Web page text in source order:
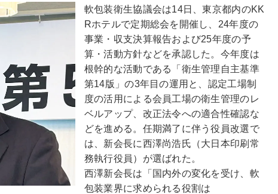
軟包装衛生協議会は14日、東京都内のKK
Rホテルで定期総会を開催し、24年度の
事業・収支決算報告および25年度の予
算・活動方針などを承認した。今年度は
根幹的な活動である「衛生管理自主基準
第14版」の3年目の運用と、認定工場制
度の活用による会員工場の衛生管理のレ
ベルアップ、改正法令への適合性確認な
どを進める。任期満了に伴う役員改選で
は、新会長に西澤尚浩氏（大日本印刷常
務執行役員）が選ばれた。
西澤新会長は「国内外の変化を受け、軟
包装業界に求められる役割は